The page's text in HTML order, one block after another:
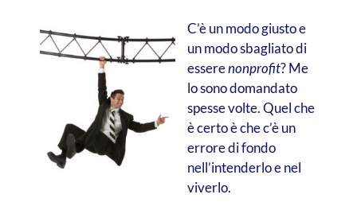
C’è un modo giusto e
un modo sbagliato di
esserenonprofit? Me
lo sono domandato
spesse volte. Quel che
è certo è che c’è un
errore di fondo
nell’intenderlo e nel
viverlo.